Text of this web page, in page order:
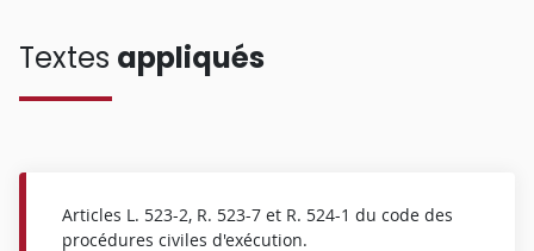
Textes appliqués
Articles L. 523-2, R. 523-7 et R. 524-1 du code des
procédures civiles d'exécution.